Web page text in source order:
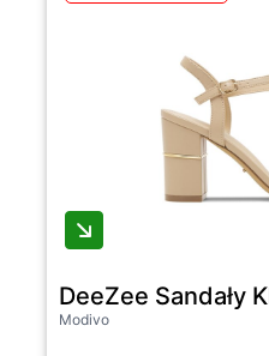
DeeZee Sandały
Modivo